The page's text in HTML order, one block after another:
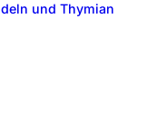
und Thymian